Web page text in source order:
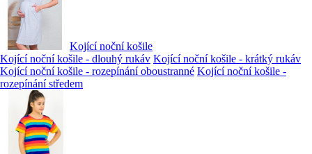
Kojící noční košile
Kojící noční košile - dlouhý rukáv Kojící noční košile - krátký rukáv
Kojící noční košile - rozepínání oboustranné Kojící noční košile -
rozepínání středem